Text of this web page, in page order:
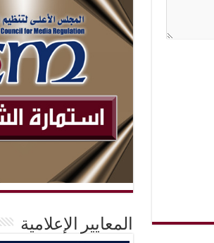
المعايير الإعلامية